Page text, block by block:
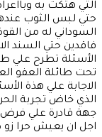
التي هتكت به
حتي لبس الثوب
السوداني له من
فاقدين حتي السند
الأسئلة تطرح علي
تحت طائلة العفو
الاجابة علي هذة
الذي خاض تجربة
جهة قادرة علي
اجل ان يعيش حرا زو